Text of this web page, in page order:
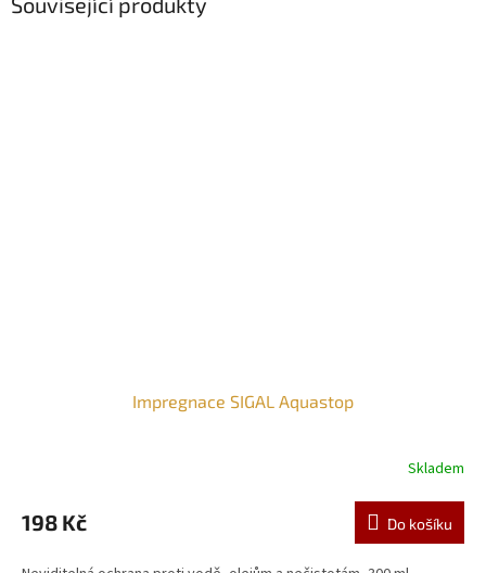
Impregnace SIGAL Aquastop
Skladem
198 Kč Do košíku